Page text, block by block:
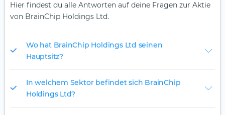
Hier findest du alle Antworten auf deine Fragen zur Aktie
von BrainChip Holdings Ltd.
Wo hat BrainChip Holdings Ltd seinen
Hauptsitz?
In welchem Sektor befindet sich BrainChip
Holdings Ltd?